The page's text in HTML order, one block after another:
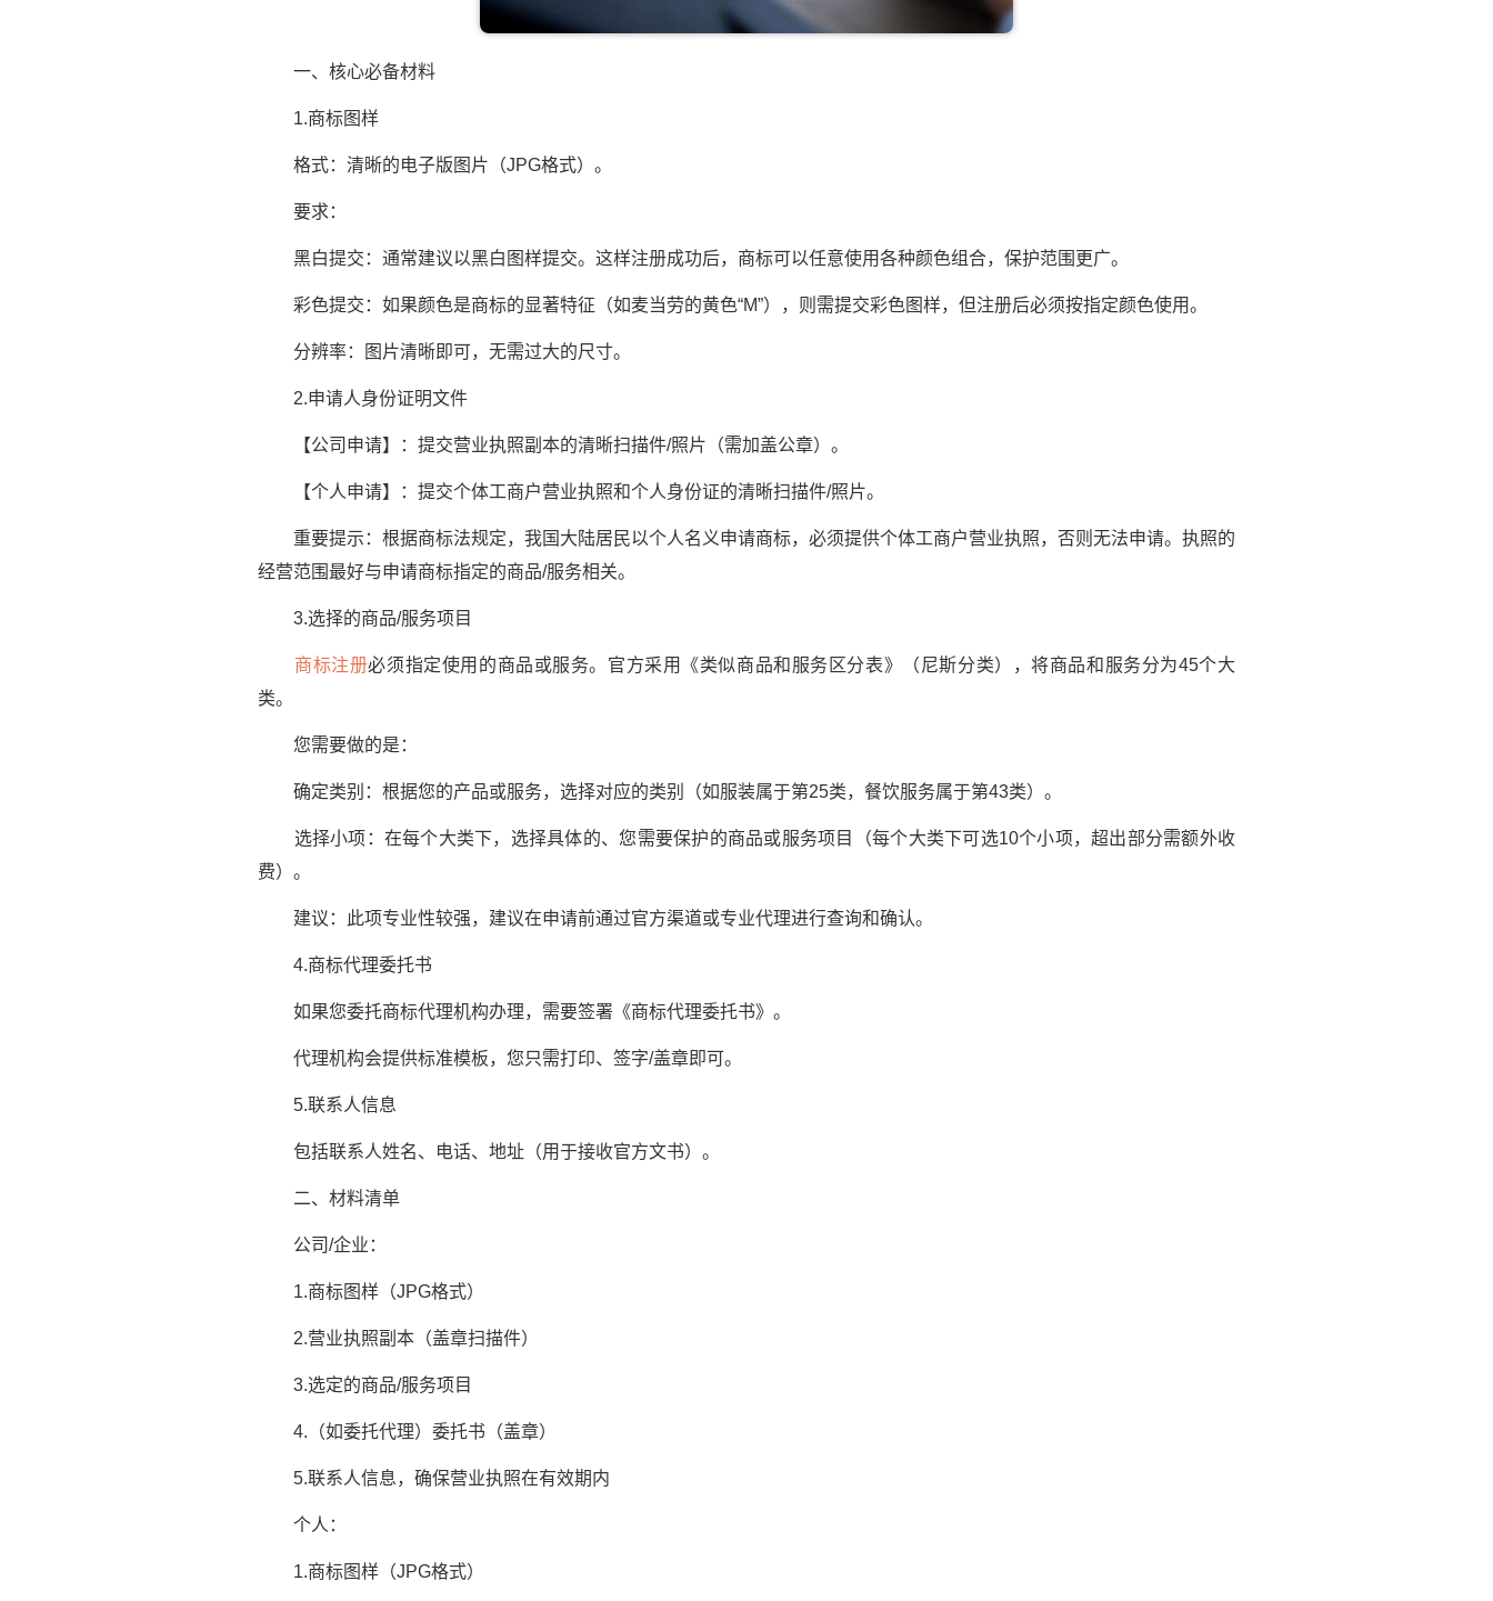
一、核心必备材料
1.商标图样
格式：清晰的电子版图片（JPG格式）。
要求：
黑白提交：通常建议以黑白图样提交。这样注册成功后，商标可以任意使用各种颜色组合，保护范围更广。
彩色提交：如果颜色是商标的显著特征（如麦当劳的黄色“M”），则需提交彩色图样，但注册后必须按指定颜色使用。
分辨率：图片清晰即可，无需过大的尺寸。
2.申请人身份证明文件
【公司申请】：提交营业执照副本的清晰扫描件/照片（需加盖公章）。
【个人申请】：提交个体工商户营业执照和个人身份证的清晰扫描件/照片。
重要提示：根据商标法规定，我国大陆居民以个人名义申请商标，必须提供个体工商户营业执照，否则无法申请。执照的
经营范围最好与申请商标指定的商品/服务相关。
3.选择的商品/服务项目
商标注册必须指定使用的商品或服务。官方采用《类似商品和服务区分表》（尼斯分类），将商品和服务分为45个大
类。
您需要做的是：
确定类别：根据您的产品或服务，选择对应的类别（如服装属于第25类，餐饮服务属于第43类）。
选择小项：在每个大类下，选择具体的、您需要保护的商品或服务项目（每个大类下可选10个小项，超出部分需额外收
费）。
建议：此项专业性较强，建议在申请前通过官方渠道或专业代理进行查询和确认。
4.商标代理委托书
如果您委托商标代理机构办理，需要签署《商标代理委托书》。
代理机构会提供标准模板，您只需打印、签字/盖章即可。
5.联系人信息
包括联系人姓名、电话、地址（用于接收官方文书）。
二、材料清单
公司/企业：
1.商标图样（JPG格式）
2.营业执照副本（盖章扫描件）
3.选定的商品/服务项目
4.（如委托代理）委托书（盖章）
5.联系人信息，确保营业执照在有效期内
个人：
1.商标图样（JPG格式）